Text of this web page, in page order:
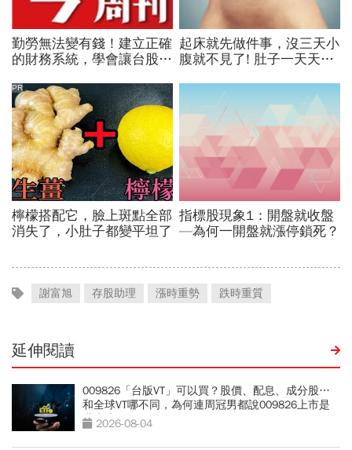
謝富旭 存股助理 漲時重勢 跌時重質
延伸閱讀
009826「台版VT」可以買？股價、配息、成分股…
和全球VT哪不同，為何連周冠男都說009826上市是
邁大步？
2026-08-04